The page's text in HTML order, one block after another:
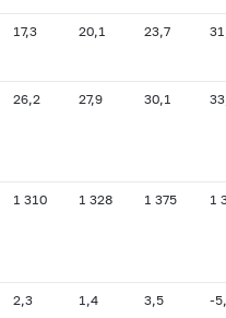
17,3 20,1 23,7
26,2 27,9 30,1
1 310 1 328 1 375 1
2,3 1,4 3,5 -